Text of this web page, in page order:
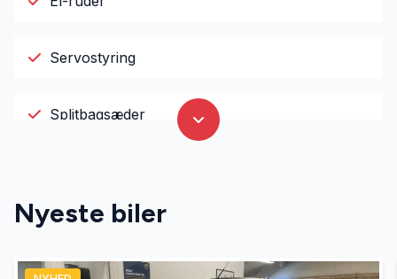
Servostyring
Splitbagsæder
Nyeste biler